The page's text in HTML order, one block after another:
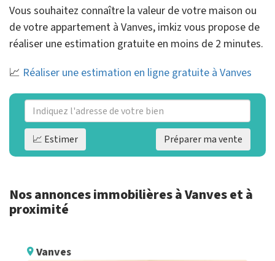
Vous souhaitez connaître la valeur de votre maison ou
de votre appartement à Vanves, imkiz vous propose de
réaliser une estimation gratuite en moins de 2 minutes.
📈 Réaliser une estimation en ligne gratuite à Vanves
📈 Estimer Préparer ma vente
Nos annonces immobilières à Vanves et à
proximité
Vanves